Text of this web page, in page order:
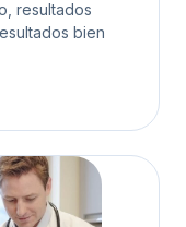
resultados
bien